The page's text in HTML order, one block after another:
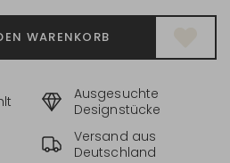
WARENKORB
Ausgesuchte
Designstücke
Versand aus
Deutschland